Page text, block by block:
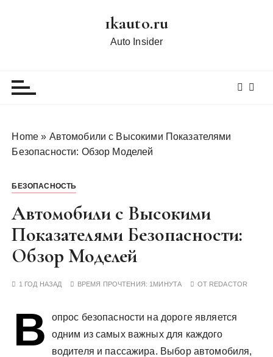
1kauto.ru
Auto Insider
Home » Автомобили с Высокими Показателями
Безопасности: Обзор Моделей
БЕЗОПАСНОСТЬ
Автомобили с Высокими
Показателями Безопасности:
Обзор Моделей
1 ГОД НАЗАД ВРЕМЯ ПРОЧТЕНИЯ: 1МИНУТА ОТ REDACTOR
В
опрос безопасности на дороге является
одним из самых важных для каждого
водителя и пассажира. Выбор автомобиля,